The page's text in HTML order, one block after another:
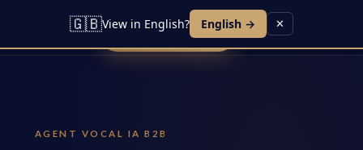
Agent VocalContactBlogCarrières
Réserver une démo
AGENT VOCAL IA B2B
🇬🇧View in English? English → ✕